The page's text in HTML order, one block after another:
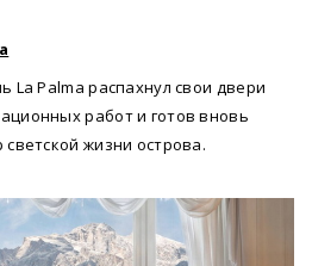
La Palma распахнул свои двери
работ и готов вновь
жизни острова.